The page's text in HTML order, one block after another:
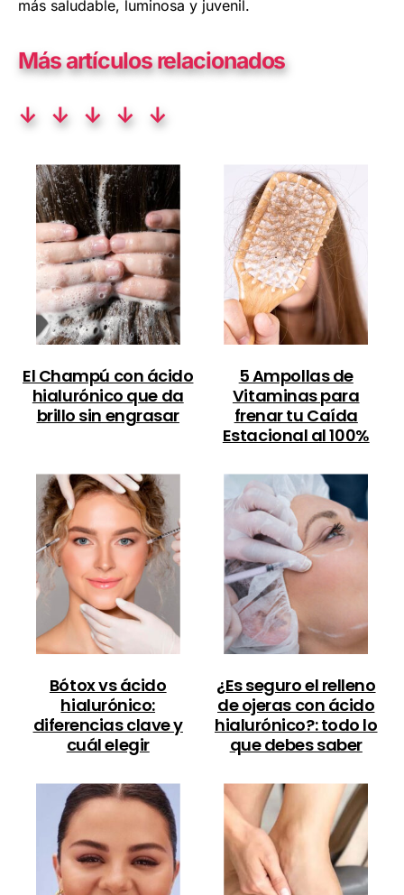
más saludable, luminosa y juvenil.
Más artículos relacionados
↓ ↓ ↓ ↓ ↓
El Champú con ácido
hialurónico que da
brillo sin engrasar
5 Ampollas de
Vitaminas para
frenar tu Caída
Estacional al 100%
Bótox vs ácido
hialurónico:
diferencias clave y
cuál elegir
¿Es seguro el relleno
de ojeras con ácido
hialurónico?: todo lo
que debes saber